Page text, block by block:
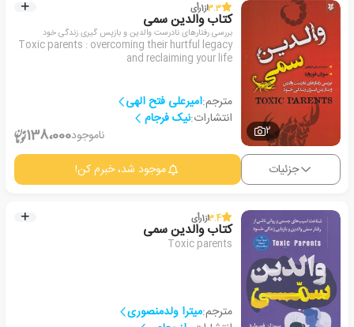
2
3.3از1رأی
کتاب والدین سمی
بررسی رفتارهای نادرست والدین و بازپس گیری زندگی خود
Toxic parents : overcoming their hurtful legacy
and reclaiming your life
مترجم:امیرعلی فتح الهی
انتشارات:نیک فرجام
ناموجود138،000
جزئیات موجود شد، خبرم کن!
3.4از1رأی
کتاب والدین سمی
Toxic parents
مترجم:میترا ولدمنصوری